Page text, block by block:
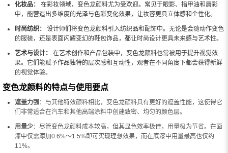
化妆品：
在彩妆领域，变色龙颜料尤为受欢迎。常见于眼影、指甲油和唇彩
中，能营造出多维度的光泽与色彩变化效果，让妆容更具立体感和个性化。
时尚纺织：
设计师们将变色龙颜料引入纺织品和配饰中。无论是会随动作变色
的服装，还是表面闪耀变幻的鞋包饰品，都让时尚设计更具未来感与艺术性。
艺术与设计：
在艺术创作和产品包装中，变色龙颜料也常被用于提升视觉效
果。它们能赋予作品独特的层次感和互动性，观者在不同角度下都会获得新鲜
的视觉体验。
变色龙颜料的特点与使用要点
遮盖力强：与其他特效颜料相比，变色龙颜料具有更好的遮盖性能，这使得它
们非常适合在汽车和其他高端涂料中创建致密、均匀的颜色层。
用量少：尽管变色龙颜料成本较高，但其显色效率极佳，用量极为节省。在面
漆中仅需添加0.6%～1.5%即可实现理想效果，而在底漆中用量最高也仅约
11%。